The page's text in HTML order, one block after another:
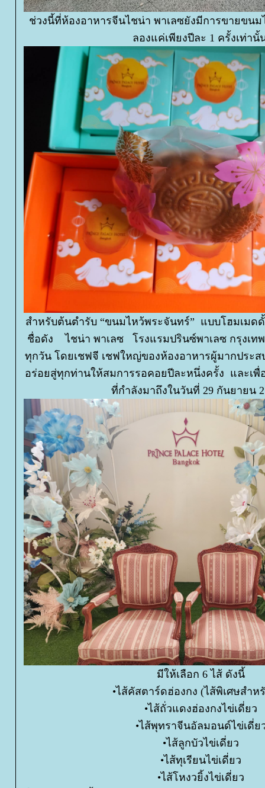
ช่วงนี้ที่ห้องอาหารจีนไชน่า พาเลซยังมีการขายขน
ลองแค่เพียงปีละ 1 ครั้งเท่า
สำหรับต้นตำรับ “ขนมไหว้พระจันทร์” แบบโฮมเมด
ชื่อดัง ไชน่า พาเลซ โรงแรมปรินซ์พาเลซ กรุงเ
ทุกวัน โดยเชฟจี เชฟใหญ่ของห้องอาหารผู้มากประ
อร่อยสู่ทุกท่านให้สมการรอคอยปีละหนึ่งครั้ง และเ
ที่กำลังมาถึงในวันที่ 29 กันยายน
มีให้เลือก 6 ไส้ ดังนี้
•ไส้คัสตาร์ดฮ่องกง (ไส้พิเศษสำห
•ไส้ถั่วแดงฮ่องกงไข่เดี่ยว
•ไส้พุทราจีนอัลมอนด์ไข่เดี่ย
•ไส้ลูกบัวไข่เดี่ยว
•ไส้ทุเรียนไข่เดี่ยว
•ไส้โหงวยิ้งไข่เดี่ยว